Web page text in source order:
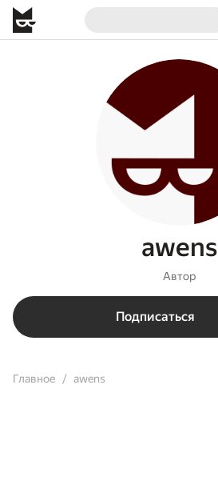
awens
Автор
Подписаться
Главное awens